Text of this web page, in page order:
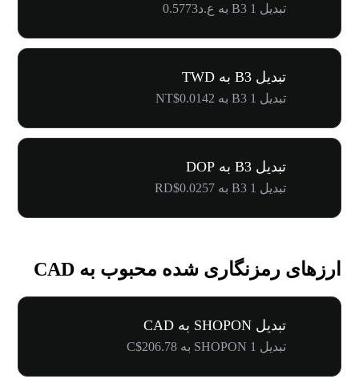
تبدیل 1 B3 به ع.د0.5773
تبدیل B3 به TWD
تبدیل 1 B3 به NT$0.0142
تبدیل B3 به DOP
تبدیل 1 B3 به RD$0.0257
ارزهای رمزنگاری شده محبوب به CAD
تبدیل SHOPON به CAD
تبدیل 1 SHOPON به C$206.78